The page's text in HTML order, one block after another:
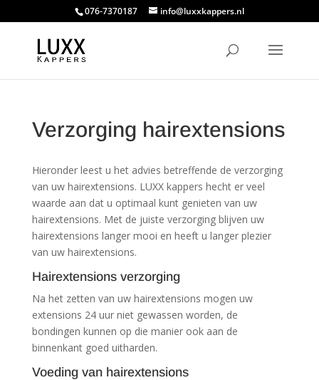
076-7370187 info@luxxkappers.nl
Verzorging hairextensions
Hieronder leest u het advies betreffende de verzorging
van uw hairextensions. LUXX kappers hecht er veel
waarde aan dat u optimaal kunt genieten van uw
hairextensions. Met de juiste verzorging blijven uw
hairextensions langer mooi en heeft u langer plezier
van uw hairextensions.
Hairextensions verzorging
Na het zetten van uw hairextensions mogen uw
extensions 24 uur niet gewassen worden, de
bondingen kunnen op die manier ook aan de
binnenkant goed uitharden.
Voeding van hairextensions